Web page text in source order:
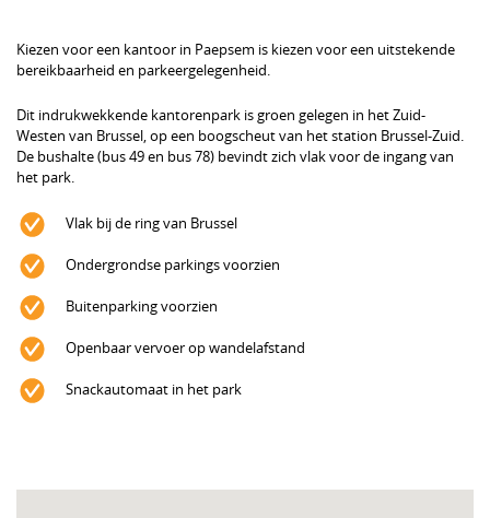
Kiezen voor een kantoor in Paepsem is kiezen voor een uitstekende
bereikbaarheid en parkeergelegenheid.
Dit indrukwekkende kantorenpark is groen gelegen in het Zuid-
Westen van Brussel, op een boogscheut van het station Brussel-Zuid.
De bushalte (bus 49 en bus 78) bevindt zich vlak voor de ingang van
het park.
Vlak bij de ring van Brussel
Ondergrondse parkings voorzien
Buitenparking voorzien
Openbaar vervoer op wandelafstand
Snackautomaat in het park